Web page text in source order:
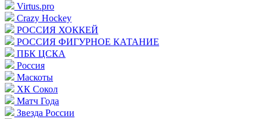
Virtus.pro
Crazy Hockey
РОССИЯ ХОККЕЙ
РОССИЯ ФИГУРНОЕ КАТАНИЕ
ПБК ЦСКА
Россия
Маскоты
ХК Сокол
Матч Года
Звезда России